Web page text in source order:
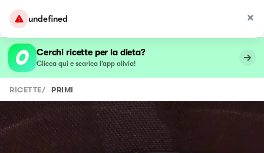
undefined
Cerchi ricette per la dieta?
Clicca qui e scarica l’app olivia!
RICETTE/ PRIMI